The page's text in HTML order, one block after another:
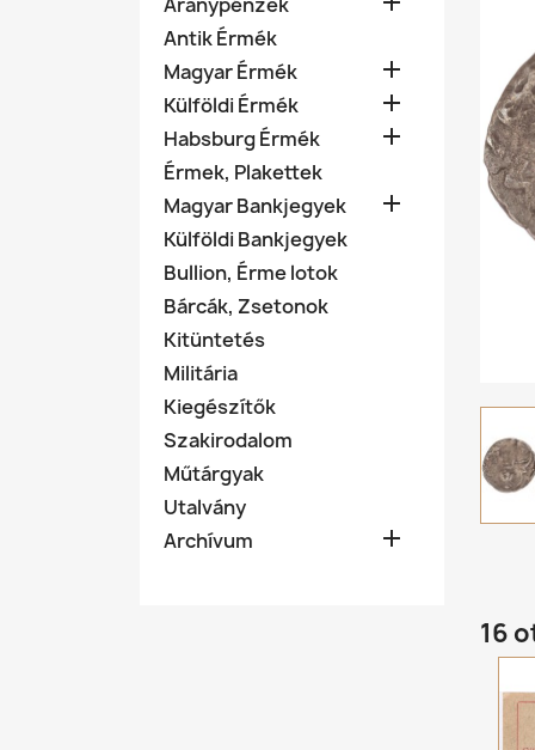
Antik Érmék
Magyar Érmék

Külföldi Érmék 
Habsburg Érmék 
Érmek, Plakettek
Magyar Bankjegyek

Külföldi Bankjegyek
Bullion, Érme lotok
Bárcák, Zsetonok
Kitüntetés
Militária
Kiegészítők
Szakirodalom
Műtárgyak
Utalvány
Archívum

16